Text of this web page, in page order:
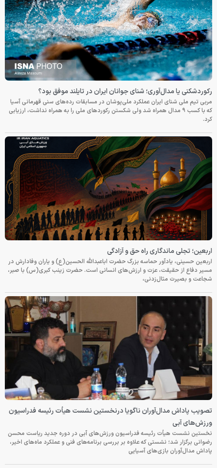
در تایلند موفق بود؟
در مسابقات رده‌های سنی قهرمانی آسیا
رکوردهای ملی را به همراه نداشت، ارزیابی
الحسین(ع) و یاران وفادارش در
است. حضرت زینب کبری(س) با صبر،
نشست هیأت رئیسه فدراسیون
آبی در دوره جدید ریاست محسن
برنامه‌های فنی و عملکرد ماه‌های اخیر،